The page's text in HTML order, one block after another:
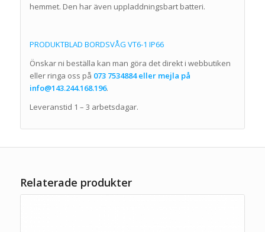
hemmet. Den har även uppladdningsbart batteri.
PRODUKTBLAD BORDSVÅG VT6-1 IP66
Önskar ni beställa kan man göra det direkt i webbutiken
eller ringa oss på 073 7534884 eller mejla på
info@143.244.168.196.
Leveranstid 1 – 3 arbetsdagar.
Relaterade produkter